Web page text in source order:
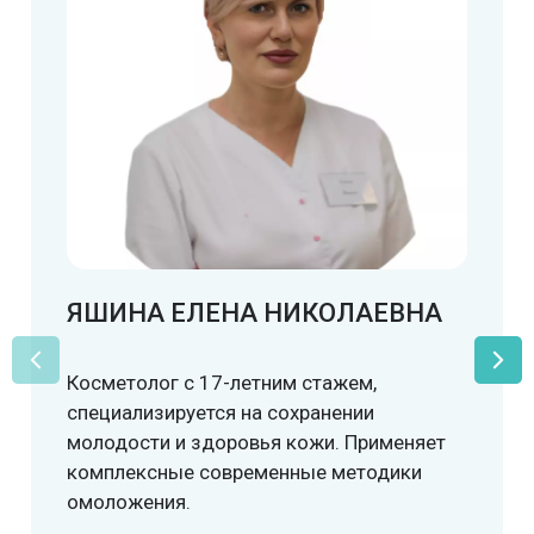
Фотоомоложение Нос
Фотоомоложение Кисти рук
Фотоомоложение Щеки
Удаление сосудистых или пигментных
образований лазером 1 кв см
2 500 ₽
Удаление сосудистых или пигментных
образований лазером Лицо
ЯШИНА ЕЛЕНА НИКОЛАЕВНА
Косметолог с 17-летним стажем,
специализируется на сохранении
молодости и здоровья кожи. Применяет
комплексные современные методики
омоложения.